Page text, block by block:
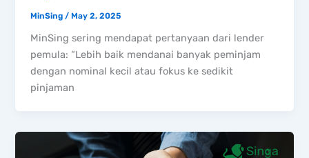
MinSing /May 2, 2025
MinSing sering mendapat pertanyaan dari lender
pemula: “Lebih baik mendanai banyak peminjam
dengan nominal kecil atau fokus ke sedikit
pinjaman